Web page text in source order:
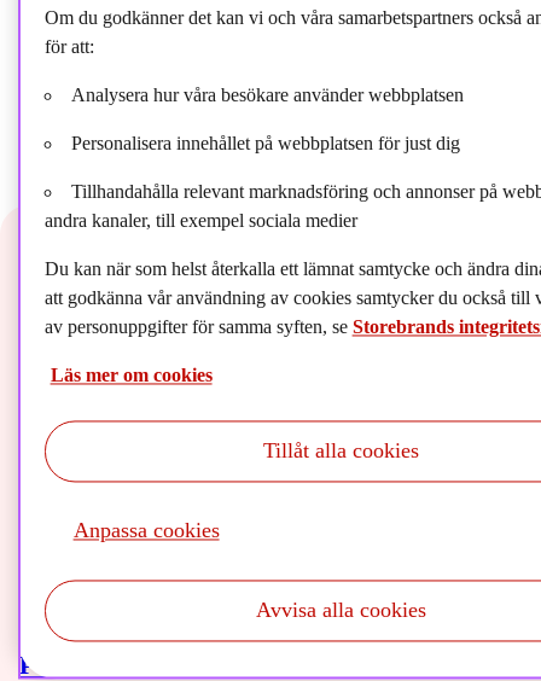
2026 2025 2024 2023 2022 2021 2020
En rapport om hur
att påverka oss i framtiden
Podd: Hur blir man en
Om du godkänner det kan vi och våra samarbetspartners också
för att:
Analysera hur våra besökare använder webbplatsen
Personalisera innehållet på webbplatsen för just dig
Tillhandahålla relevant marknadsföring och annonser på
andra kanaler, till exempel sociala medier
Du kan när som helst återkalla ett lämnat samtycke och ändra
att godkänna vår användning av cookies samtycker du också till
av personuppgifter för samma syften, se Storebrands
Läs mer om cookies
Anpassa cookies
Avvisa alla cookies
Tillåt alla cookies